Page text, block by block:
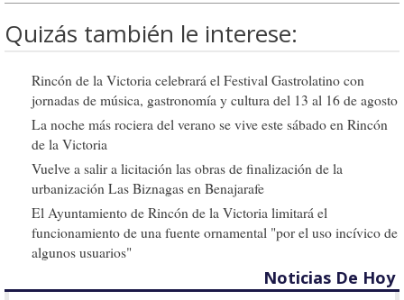
Quizás también le interese:
Rincón de la Victoria celebrará el Festival Gastrolatino con
jornadas de música, gastronomía y cultura del 13 al 16 de agosto
La noche más rociera del verano se vive este sábado en Rincón
de la Victoria
Vuelve a salir a licitación las obras de finalización de la
urbanización Las Biznagas en Benajarafe
El Ayuntamiento de Rincón de la Victoria limitará el
funcionamiento de una fuente ornamental "por el uso incívico de
algunos usuarios"
Noticias De Hoy